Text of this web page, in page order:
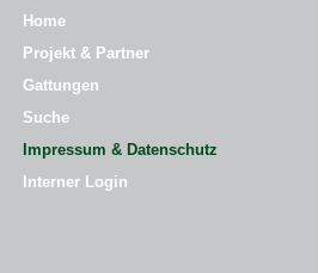
Home
Projekt & Partner
Gattungen
Suche
Impressum & Datenschutz
Interner Login